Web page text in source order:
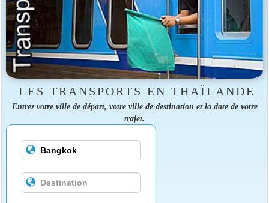
LES TRANSPORTS EN THAÏLANDE
Entrez votre ville de départ, votre ville de destination et la date de votre
trajet.